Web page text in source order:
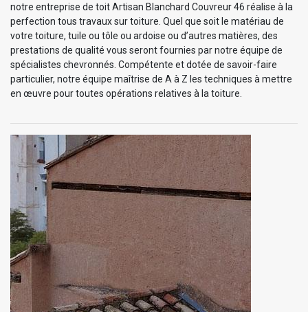
notre entreprise de toit Artisan Blanchard Couvreur 46 réalise à la
perfection tous travaux sur toiture. Quel que soit le matériau de
votre toiture, tuile ou tôle ou ardoise ou d’autres matières, des
prestations de qualité vous seront fournies par notre équipe de
spécialistes chevronnés. Compétente et dotée de savoir-faire
particulier, notre équipe maîtrise de A à Z les techniques à mettre
en œuvre pour toutes opérations relatives à la toiture.